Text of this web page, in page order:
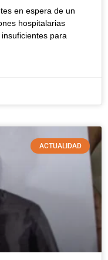
en espera de un
hospitalarias
para
ACTUALIDAD